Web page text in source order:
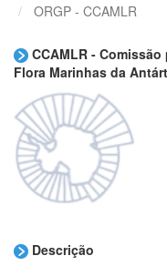
ORGP - CCAMLR
CCAMLR -
Flora Marinhas da
Descrição